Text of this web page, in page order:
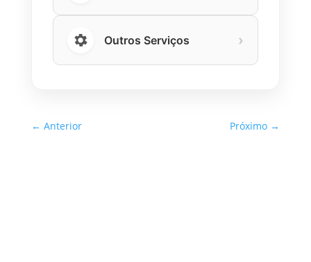
Outros Serviços ›
← Anterior Próximo →